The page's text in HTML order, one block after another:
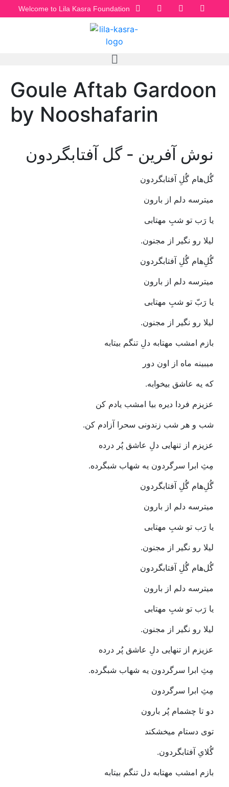
Welcome to Lila Kasra Foundation
Goule Aftab Gardoon
by Nooshafarin
نوش آفرین - گل آفتابگردون
گُل‌هام‭ ‬گُلِ‭ ‬آفتابگردون‭ ‬
میترسه‭ ‬دلم‭ ‬از‭ ‬بارون
یا‭ ‬رَب‭ ‬تو‭ ‬شبِ‭ ‬مهتابی‭ ‬
لیلا‭ ‬رو‭ ‬نگیر‭ ‬از‭ ‬مجنون‭.‬
گُلِ‌هام‭ ‬گُلِ‭ ‬آفتابگردون‭ ‬
میترسه‭ ‬دلم‭ ‬از‭ ‬بارون
یا‭ ‬رَبّ‭ ‬تو‭ ‬شبِ‭ ‬مهتابی‭ ‬
لیلا‭ ‬رو‭ ‬نگیر‭ ‬از‭ ‬مجنون‭.‬
بازم‭ ‬امشب‭ ‬مهتابه‭ ‬دلِ‭ ‬تنگم‭ ‬بیتابه
میبینه‭ ‬ماه‭ ‬از‭ ‬اون‭ ‬دور
که‭ ‬یه‭ ‬عاشق‭ ‬بیخوابه‭.‬
عزیزم‭ ‬فردا‭ ‬دیره‭ ‬بیا‭ ‬امشب‭ ‬یادم‭ ‬کن
شب‭ ‬و‭ ‬هر‭ ‬شب‭ ‬زندونی‭ ‬سحرا‭ ‬آزادم‭ ‬کن‭.‬
عزیزم‭ ‬از‭ ‬تنهایی‭ ‬دلِ‭ ‬عاشق‭ ‬پُر‭ ‬درده
مِثِ‭ ‬ابرا‭ ‬سرگردون‭ ‬یه‭ ‬شهاب‭ ‬شبگرده‭.‬
گُلِ‌هام‭ ‬گُلِ‭ ‬آفتابگردون‭ ‬
میترسه‭ ‬دلم‭ ‬از‭ ‬بارون
یا‭ ‬رَب‭ ‬تو‭ ‬شبِ‭ ‬مهتابی
لیلا‭ ‬رو‭ ‬نگیر‭ ‬از‭ ‬مجنون‭.‬
گُل‌هام‭ ‬گُلِ‭ ‬آفتابگردون‭ ‬
میترسه‭ ‬دلم‭ ‬از‭ ‬بارون
یا‭ ‬رَب‭ ‬تو‭ ‬شبِ‭ ‬مهتابی‭ ‬
لیلا‭ ‬رو‭ ‬نگیر‭ ‬از‭ ‬مجنون‭.‬
عزیزم‭ ‬از‭ ‬تنهایی‭ ‬دلِ‭ ‬عاشق‭ ‬پُر‭ ‬درده
مِثِ‭ ‬ابرا‭ ‬سرگردون‭ ‬یه‭ ‬شهاب‭ ‬شبگرده‭.‬
مِثِ‭ ‬ابرا‭ ‬سرگردون‭ ‬
دو‭ ‬تا‭ ‬چشمام‭ ‬پُر‭ ‬بارون
توی‭ ‬دستام‭ ‬میخشکند‌
گُلایِ‭ ‬آفتابگردون‭.‬
بازم‭ ‬امشب‭ ‬مهتابه‭ ‬دل‭ ‬تنگم‭ ‬بیتابه